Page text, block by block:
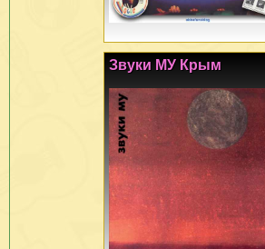
Звуки МУ Крым